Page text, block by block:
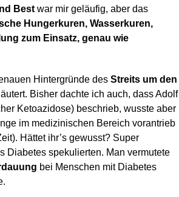
Best war mir geläufig, aber das
Hungerkuren, Wasserkuren,
zum Einsatz, genau wie
Hintergründe des Streits um den
Bisher dachte ich auch, dass Adolf
Ketoazidose) beschrieb, wusste aber
im medizinischen Bereich vorantrieb
Hättet ihr’s gewusst? Super
Diabetes spekulierten. Man vermutete
bei Menschen mit Diabetes